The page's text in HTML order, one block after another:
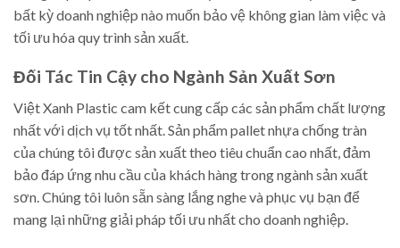
bất kỳ doanh nghiệp nào muốn bảo vệ không gian làm việc và
tối ưu hóa quy trình sản xuất.
Đối Tác Tin Cậy cho Ngành Sản Xuất Sơn
Việt Xanh Plastic cam kết cung cấp các sản phẩm chất lượng
nhất với dịch vụ tốt nhất. Sản phẩm pallet nhựa chống tràn
của chúng tôi được sản xuất theo tiêu chuẩn cao nhất, đảm
bảo đáp ứng nhu cầu của khách hàng trong ngành sản xuất
sơn. Chúng tôi luôn sẵn sàng lắng nghe và phục vụ bạn để
mang lại những giải pháp tối ưu nhất cho doanh nghiệp.